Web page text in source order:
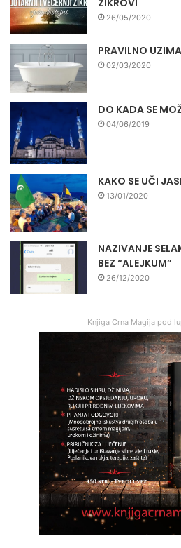
26/05/2020
PRAVILNO
02/03/2020
DO KADA SE
04/06/2019
KAKO SE UČI
13/01/2020
NAZIVANJE
BEZ “ALEJKUM”
26/12/2020
Knjiga Crna Magija pod